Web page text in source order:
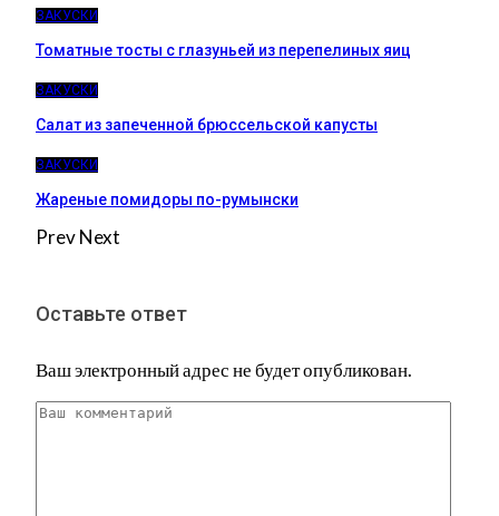
ЗАКУСКИ
Томатные тосты с глазуньей из перепелиных яиц
ЗАКУСКИ
Салат из запеченной брюссельской капусты
ЗАКУСКИ
Жареные помидоры по-румынски
PrevNext
Оставьте ответ
Ваш электронный адрес не будет опубликован.